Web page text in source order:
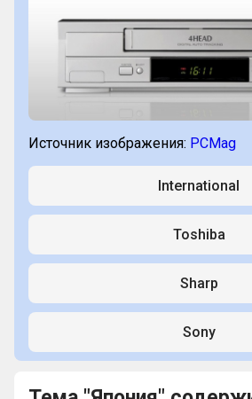
Источник изображения: PCMag
International
Toshiba
Sharp
Sony